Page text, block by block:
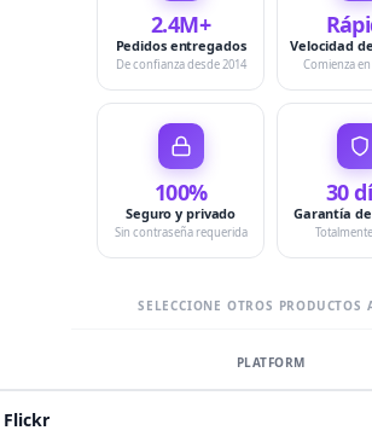
2.4M+
Pedidos entregados
De confianza desde 2014
Velocidad
Comienza
100%
Seguro y privado
Sin contraseña requerida
30
Garantía
SELECCIONE OTROS PRODUCTOS
Flickr